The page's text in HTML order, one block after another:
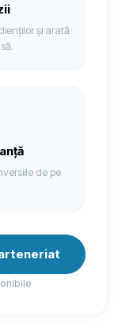
și arată
de pe